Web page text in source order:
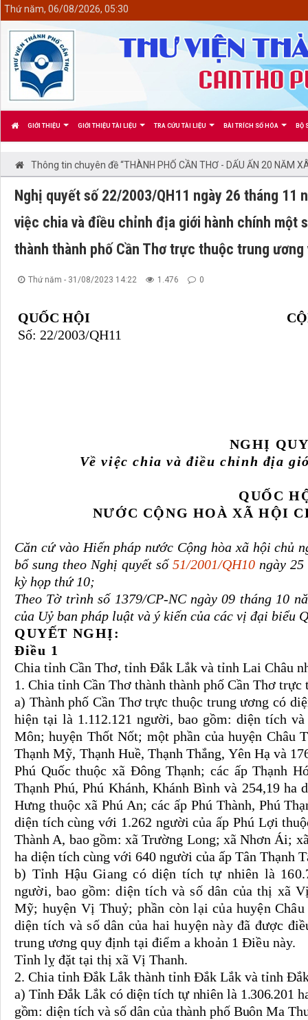
GIỚI THIỆU GIỚI THIỆU TÀI LIỆU TRA CỨU TÀI LIỆU BÀI TRÍCH SỐ HÓA BỘ
Thứ năm, 06/08/2026, 05:30
Thông tin chuyên đề “THÀNH PHỐ CẦN THƠ - DẤU ẤN 20 NĂM
Nghị quyết số 22/2003/QH11 ngày 26 tháng 11
việc chia và điều chỉnh địa giới hành chính một
thành thành phố Cần Thơ trực thuộc trung ương
Thứ năm - 31/08/2023 14:22 1.476 0
QUỐC HỘI
Số: 22/2003/QH11
NGHỊ
Về việc chia và điều chỉnh địa
QUỐC
NƯỚC CỘNG HOÀ XÃ HỘI
Căn cứ vào Hiến pháp nước Cộng hòa xã hội chủ
bổ sung theo Nghị quyết số51/2001/QH10 ngày
kỳ họp thứ 10;
Theo Tờ trình số 1379/CP-NC ngày 09 tháng 10
của Uỷ ban pháp luật và ý kiến của các vị đại biểu
QUYẾT NGHỊ:
Điều 1
Chia tỉnh Cần Thơ, tỉnh Đắk Lắk và tỉnh Lai Châu
1. Chia tỉnh Cần Thơ thành thành phố Cần Thơ
a) Thành phố Cần Thơ trực thuộc trung ương có
hiện tại là 1.112.121 người, bao gồm: diện tích
Môn; huyện Thốt Nốt; một phần của huyện Châu
Thạnh Mỹ, Thạnh Huề, Thạnh Thắng, Yên Hạ và
Phú Quốc thuộc xã Đông Thạnh; các ấp Thạnh
Thạnh Phú, Phú Khánh, Khánh Bình và 254,19
Hưng thuộc xã Phú An; các ấp Phú Thành, Phú
diện tích cùng với 1.262 người của ấp Phú Lợi
Thành A, bao gồm: xã Trường Long; xã Nhơn Ái;
ha diện tích cùng với 640 người của ấp Tân Thạnh
b) Tỉnh Hậu Giang có diện tích tự nhiên là
người, bao gồm: diện tích và số dân của thị xã
Mỹ; huyện Vị Thuỷ; phần còn lại của huyện
diện tích và số dân của hai huyện này đã được
trung ương quy định tại điểm a khoản 1 Điều này.
Tỉnh lỵ đặt tại thị xã Vị Thanh.
2. Chia tỉnh Đắk Lắk thành tỉnh Đắk Lắk và tỉnh
a) TỉnhĐắk Lắk có diện tích tự nhiên là 1.306.201
gồm: diện tích và số dân của thành phố Buôn Ma
<